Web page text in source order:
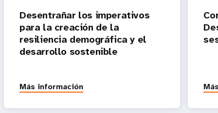
Desentrañar los imperativos
para la creación de la
resiliencia demográfica y el
desarrollo sostenible
Más información